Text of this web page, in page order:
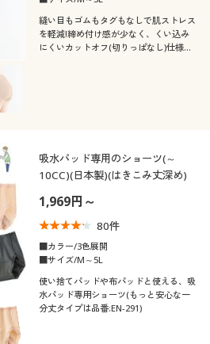
縫い目もゴムもタグもなしで肌ストレス
を軽減!締め付け感が少なく、くい込み
にくいカットオフ(切りっぱなし)仕様の
吸水パッド専用のショーツ(～
10CC)(日本製)(はきこみ丈深め)
1,969円～
80件
■カラー/3色展開
■サイズ/M～5L
使い捨てパッドや布パッドと使える、吸
水パッド専用ショーツ(もっと安心な一
分丈タイプは品番:EN-291)